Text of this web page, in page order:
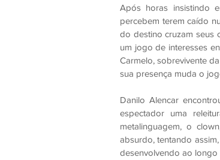
Após horas insistindo
percebem terem caído
do destino cruzam seus
um jogo de interesses
Carmelo, sobrevivente
sua presença muda o
Danilo Alencar
espectador uma
metalinguagem, o
absurdo, tentando
desenvolvendo ao